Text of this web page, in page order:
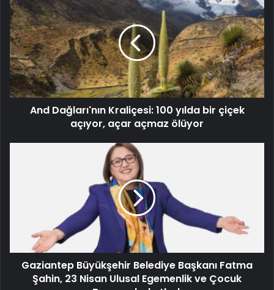
And Dağları'nın Kraliçesi: 100 yılda bir çiçek
açıyor, açar açmaz ölüyor
Gaziantep Büyükşehir Belediye Başkanı Fatma
Şahin, 23 Nisan Ulusal Egemenlik ve Çocuk